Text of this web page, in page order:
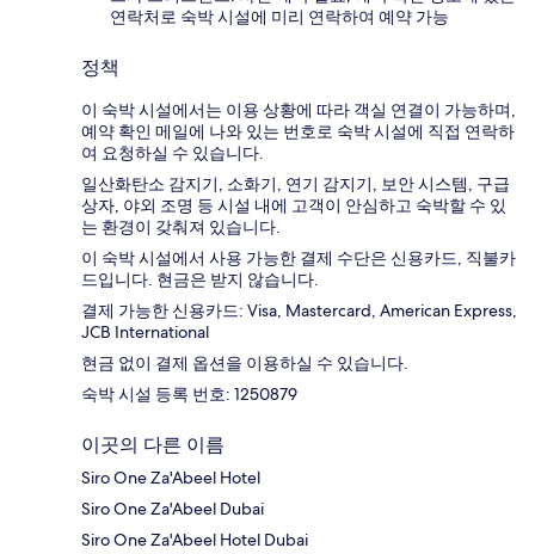
연락처로 숙박 시설에 미리 연락하여 예약 가능
정책
이 숙박 시설에서는 이용 상황에 따라 객실 연결이 가능하며,
예약 확인 메일에 나와 있는 번호로 숙박 시설에 직접 연락하
여 요청하실 수 있습니다.
일산화탄소 감지기, 소화기, 연기 감지기, 보안 시스템, 구급
상자, 야외 조명 등 시설 내에 고객이 안심하고 숙박할 수 있
는 환경이 갖춰져 있습니다.
이 숙박 시설에서 사용 가능한 결제 수단은 신용카드, 직불카
드입니다. 현금은 받지 않습니다.
결제 가능한 신용카드: Visa, Mastercard, American Express,
JCB International
현금 없이 결제 옵션을 이용하실 수 있습니다.
숙박 시설 등록 번호: 1250879
이곳의 다른 이름
Siro One Za'Abeel Hotel
Siro One Za'Abeel Dubai
Siro One Za'Abeel Hotel Dubai